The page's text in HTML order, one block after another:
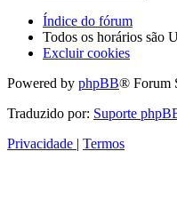
Índice do fórum
Todos os horários são
Excluir cookies
Powered by phpBB® Forum
Traduzido por: Suporte
Privacidade | Termos